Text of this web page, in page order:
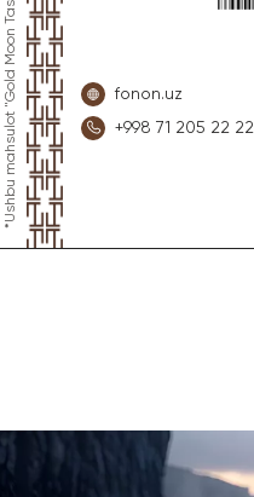
fonon.uz
+998 71 205 22 22